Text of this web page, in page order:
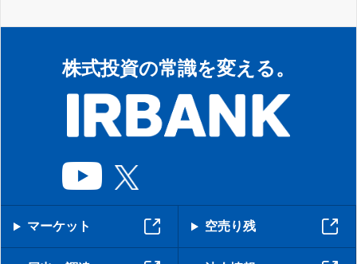
株式投資の常識を変える。
マーケット 空売り残